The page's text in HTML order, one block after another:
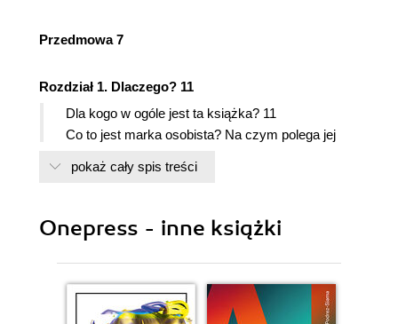
Przedmowa 7
Rozdział 1. Dlaczego? 11
Dla kogo w ogóle jest ta książka? 11
Co to jest marka osobista? Na czym polega jej
Dlaczego akurat dziś? 23
Co mają do tego te media społecznościowe? 34
Najważniejszy trik dla Ciebie 36
Rozdział 2. Jak? 41
Jak stworzyć markę osobistą? 41
pokaż cały spis treści
Onepress - inne książki